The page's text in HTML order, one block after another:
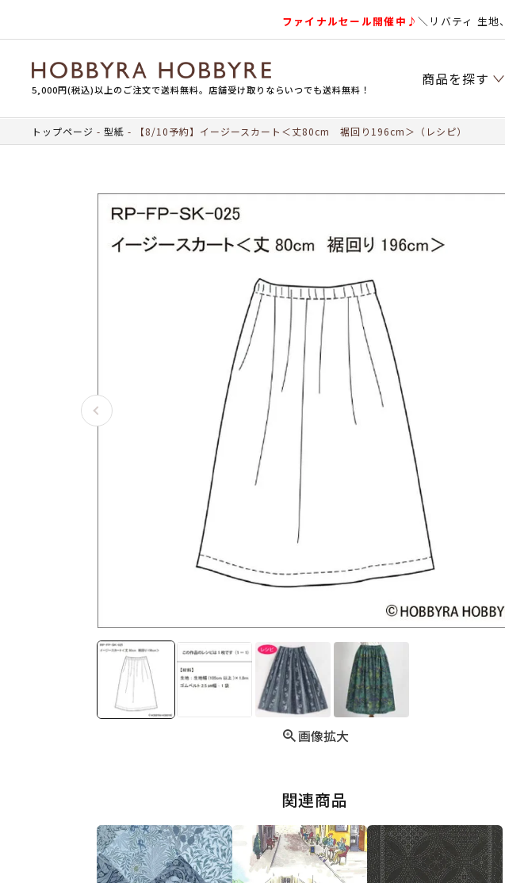
ファイナルセール開催中♪＼リバティ 生地
5,000円(税込)以上のご注文で送料無料。店舗受け取りならいつでも送料無料！
商品を探す
トップページ 型紙 【8/10予約】イージースカート＜丈80cm 裾回り196cm＞（レシピ）
画像拡大
関連商品